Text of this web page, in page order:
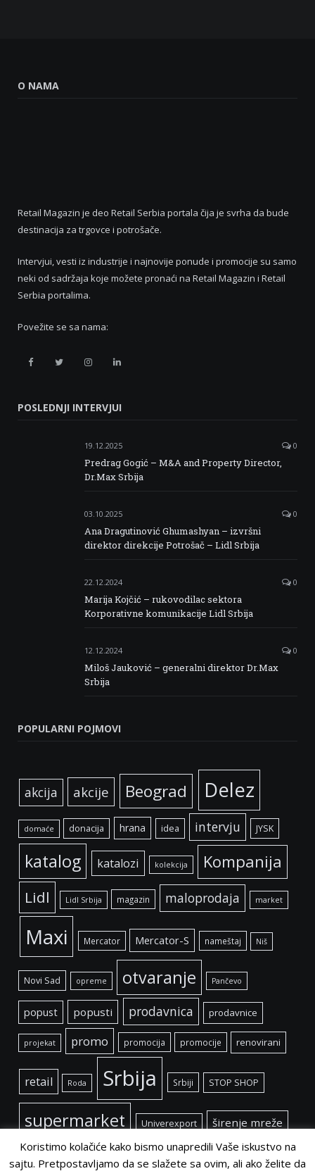
O NAMA
Retail Magazin je deo Retail Serbia portala čija je svrha da bude
destinacija za trgovce i potrošače.
Intervjui, vesti iz industrije i najnovije ponude i promocije su samo
neki od sadržaja koje možete pronaći na Retail Magazin i Retail
Serbia portalima.
Povežite se sa nama:
Retail
Facebook
Retail
Twitter
Retail
Instagram
Retail
Linkedin
POSLEDNJI INTERVJUI
19.12.2025 0
Predrag Gogić – M&A and Property Director,
Dr.Max Srbija
03.10.2025 0
Ana Dragutinović Ghumashyan – izvršni
direktor direkcije Potrošač – Lidl Srbija
22.12.2024 0
Marija Kojčić – rukovodilac sektora
Korporativne komunikacije Lidl Srbija
12.12.2024 0
Miloš Jauković – generalni direktor Dr.Max
Srbija
POPULARNI POJMOVI
akcija akcije Beograd Delez
domaće donacija hrana idea intervju JYSK
katalog katalozi kolekcija Kompanija
Lidl Lidl Srbija magazin maloprodaja market
Maxi Mercator Mercator-S nameštaj Niš
Novi Sad opreme otvaranje Pančevo
popust popusti prodavnica prodavnice
projekat promo promocija promocije renovirani
retail Roda Srbija Srbiji STOP SHOP
supermarket Univerexport
širenje mreže
Koristimo kolačiće kako bismo unapredili Vaše iskustvo na
sajtu. Pretpostavljamo da se slažete sa ovim, ali ako želite da